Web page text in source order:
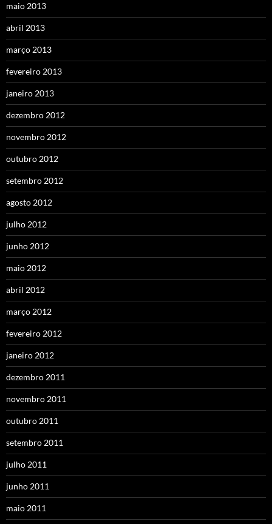
maio 2013
abril 2013
março 2013
fevereiro 2013
janeiro 2013
dezembro 2012
novembro 2012
outubro 2012
setembro 2012
agosto 2012
julho 2012
junho 2012
maio 2012
abril 2012
março 2012
fevereiro 2012
janeiro 2012
dezembro 2011
novembro 2011
outubro 2011
setembro 2011
julho 2011
junho 2011
maio 2011